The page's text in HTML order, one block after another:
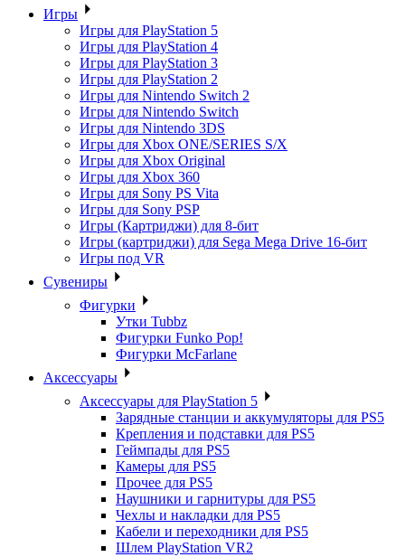
Игры
Игры для PlayStation 5
Игры для PlayStation 4
Игры для PlayStation 3
Игры для PlayStation 2
Игры для Nintendo Switch 2
Игры для Nintendo Switch
Игры для Nintendo 3DS
Игры для Xbox ONE/SERIES S/X
Игры для Xbox Original
Игры для Xbox 360
Игры для Sony PS Vita
Игры для Sony PSP
Игры (Картриджи) для 8-бит
Игры (картриджи) для Sega Mega Drive 16-бит
Игры под VR
Сувениры
Фигурки
Утки Tubbz
Фигурки Funko Pop!
Фигурки McFarlane
Аксессуары
Аксессуары для PlayStation 5
Зарядные станции и аккумуляторы для PS5
Крепления и подставки для PS5
Геймпады для PS5
Камеры для PS5
Прочее для PS5
Наушники и гарнитуры для PS5
Чехлы и накладки для PS5
Кабели и переходники для PS5
Шлем PlayStation VR2